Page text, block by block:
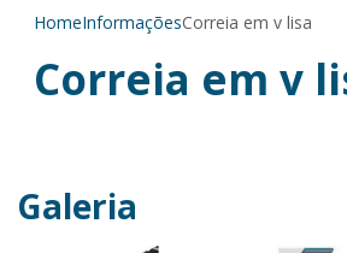
HomeInformaçõesCorreia em v lisa
Correia em v
Galeria